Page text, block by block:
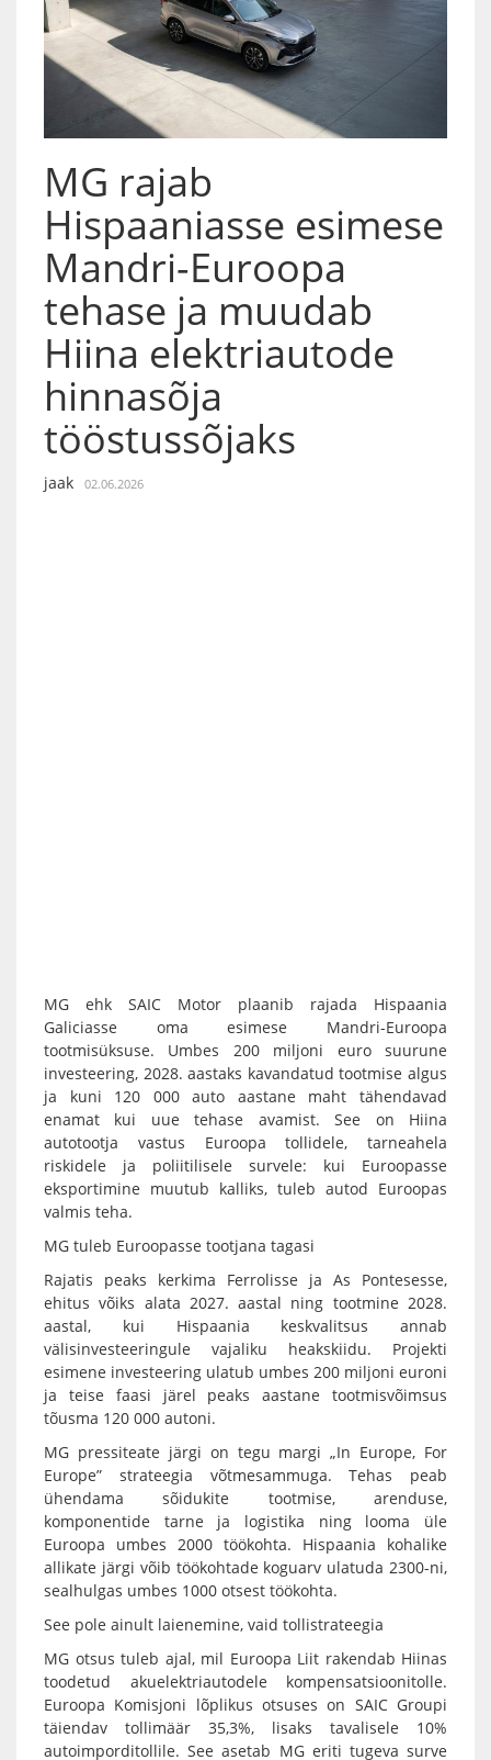
MG rajab
Hispaaniasse esimese
Mandri-Euroopa
tehase ja muudab
Hiina elektriautode
hinnasõja
tööstussõjaks
jaak 02.06.2026
MG ehk SAIC Motor plaanib rajada Hispaania
Galiciasse oma esimese Mandri-Euroopa
tootmisüksuse. Umbes 200 miljoni euro suurune
investeering, 2028. aastaks kavandatud tootmise algus
ja kuni 120 000 auto aastane maht tähendavad
enamat kui uue tehase avamist. See on Hiina
autotootja vastus Euroopa tollidele, tarneahela
riskidele ja poliitilisele survele: kui Euroopasse
eksportimine muutub kalliks, tuleb autod Euroopas
valmis teha.
MG tuleb Euroopasse tootjana tagasi
Rajatis peaks kerkima Ferrolisse ja As Pontesesse,
ehitus võiks alata 2027. aastal ning tootmine 2028.
aastal, kui Hispaania keskvalitsus annab
välisinvesteeringule vajaliku heakskiidu. Projekti
esimene investeering ulatub umbes 200 miljoni euroni
ja teise faasi järel peaks aastane tootmisvõimsus
tõusma 120 000 autoni.
MG pressiteate järgi on tegu margi „In Europe, For
Europe” strateegia võtmesammuga. Tehas peab
ühendama sõidukite tootmise, arenduse,
komponentide tarne ja logistika ning looma üle
Euroopa umbes 2000 töökohta. Hispaania kohalike
allikate järgi võib töökohtade koguarv ulatuda 2300-ni,
sealhulgas umbes 1000 otsest töökohta.
See pole ainult laienemine, vaid tollistrateegia
MG otsus tuleb ajal, mil Euroopa Liit rakendab Hiinas
toodetud akuelektriautodele kompensatsioonitolle.
Euroopa Komisjoni lõplikus otsuses on SAIC Groupi
täiendav tollimäär 35,3%, lisaks tavalisele 10%
autoimporditollile. See asetab MG eriti tugeva surve